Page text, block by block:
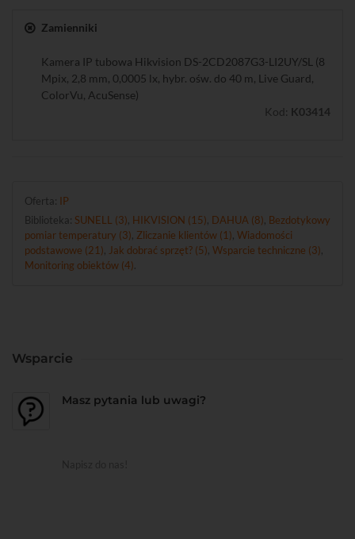
Zamienniki
Kamera IP tubowa Hikvision DS-2CD2087G3-LI2UY/SL (8
Mpix, 2,8 mm, 0,0005 lx, hybr. ośw. do 40 m, Live Guard,
ColorVu, AcuSense)
Kod: K03414
Oferta: IP
Biblioteka: SUNELL (3) HIKVISION (15) DAHUA (8) Bezdotykowy
pomiar temperatury (3) Zliczanie klientów (1) Wiadomości
podstawowe (21)
Jak dobrać sprzęt? (5) Wsparcie techniczne (3)
Monitoring obiektów (4)
Wsparcie
Masz pytania lub uwagi?